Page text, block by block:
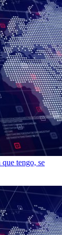
tengo, se